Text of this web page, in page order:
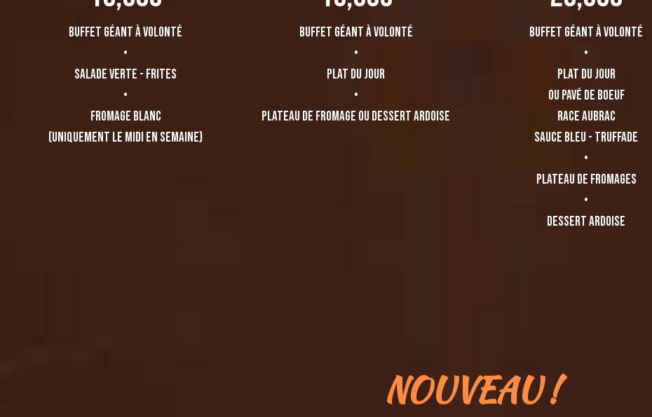
Buffet géant à volonté
•
salade verte - frites
•
fromage blanc
(uniquement le midi en semaine)
Buffet géant à volonté
•
plat du jour
•
Plateau de fromage ou dessert ardoise
Buffet géant à volonté
•
plat du jour
ou pavé de BOEUF
race aubrac
sauce bleu - truffade
•
Plateau de fromages
•
dessert ardoise
NOUVEAU !